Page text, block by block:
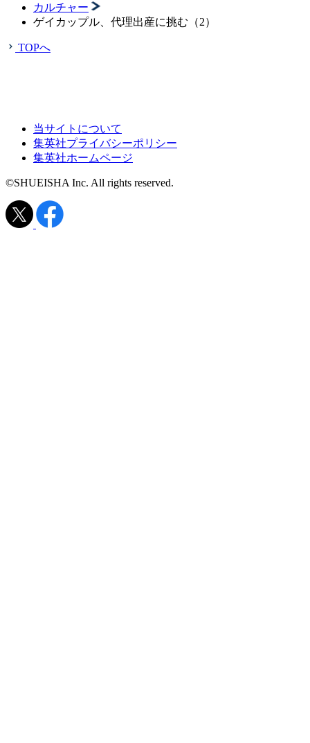
カルチャー
ゲイカップル、代理出産に挑む（2）
TOPへ
当サイトについて
集英社プライバシーポリシー
集英社ホームページ
©SHUEISHA Inc. All rights reserved.